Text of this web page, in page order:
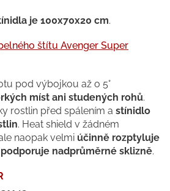
je 100x70x20 cm.
štítu Avenger Super
pod výbojkou až o 5°
míst ani studených rohů.
rostlin před spálením a stínidlo
. Heat shield v žádném
naopak velmi účinně rozptyluje
podporuje nadprůměrné sklizně.